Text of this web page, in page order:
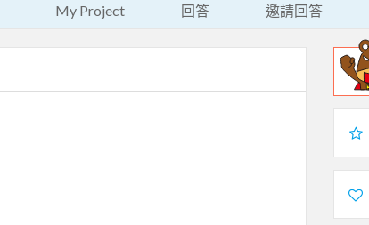
My Project 回答 邀請回答